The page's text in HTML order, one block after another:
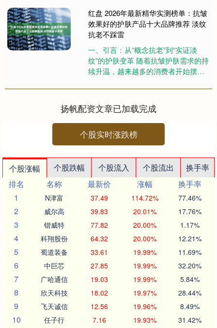
红盘 2026年最新精华实测榜单：抗皱
效果好的护肤产品十大品牌推荐 淡纹
抗老不踩雷
一、引言：从“概念抗老”到“实证淡
纹”的护肤变革 随着抗皱护肤需求的持
续升温，越来越多的消费者开始摆
精华液的要求从“单纯保湿....
扬帆配资文章已加载完成
个股实时涨跌榜
个股涨幅 个股跌幅 个股流入 个股流出
换手率
排名
名称 最新价 涨幅
换手率
1
N津富 37.49 114.72% 77.46%
2 威尔高 39.83 20.01% 17.76%
3 锴威特 77.82 20.00% 1.17%
4 科翔股份 64.32 20.00% 12.21%
5 蜀道装备 33.61 19.99% 11.69%
6 中巨芯 27.85 19.99% 32.20%
7 广哈通信 19.03 19.99% 5.84%
8 欣天科技 18.02 19.97% 28.44%
9 飞天诚信 12.56 19.96% 8.49%
10 任子行 7.16 19.93% 31.42%